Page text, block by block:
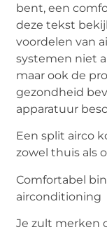
bent, een
deze tekst
voordelen van
systemen niet
maar ook de
gezondheid
apparatuur
Eensplit airco
zowel thuis als
Comfortabel
airconditioning
Je zult merken